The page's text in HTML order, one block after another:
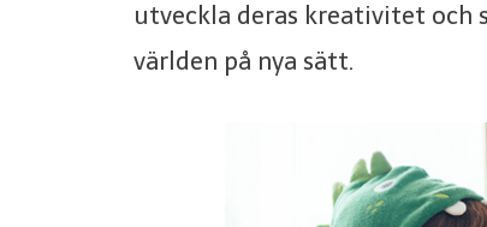
utveckla deras kreativitet
världen på nya sätt.